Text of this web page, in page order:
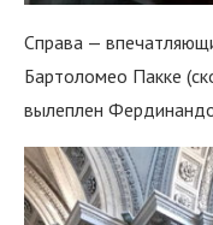
Справа —
Бартоломео Пакке
вылеплен